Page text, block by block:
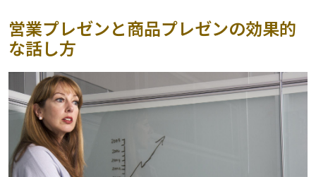
営業プレゼンと商品プレゼンの効果的
な話し方